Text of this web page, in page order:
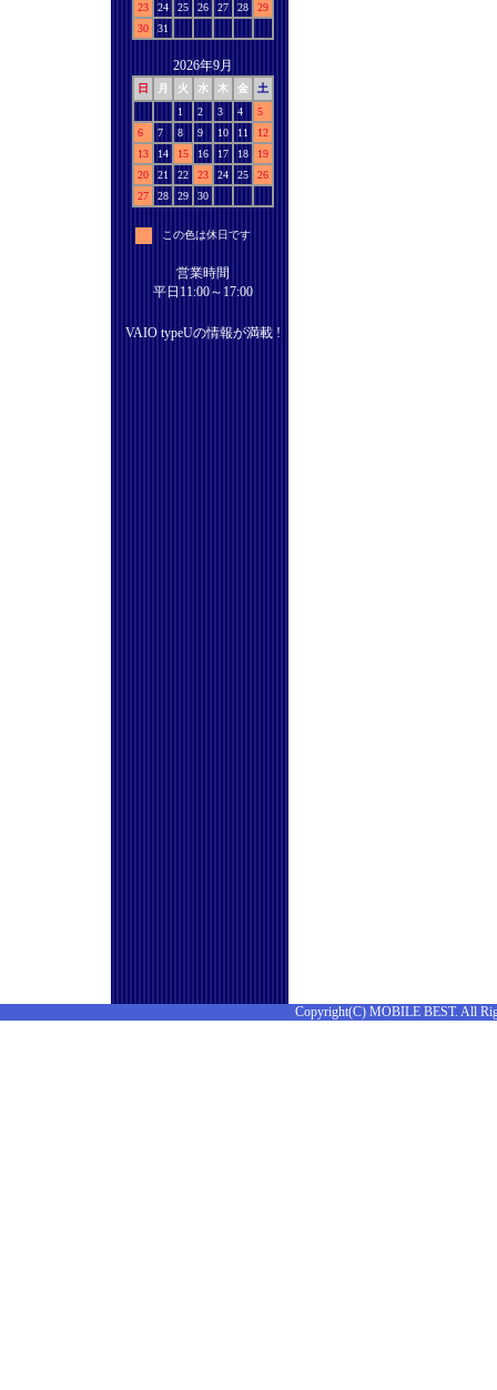
23
24 25 26 27 28
29
30
31
2026年9月
日 月 火 水 木 金
土
1
2 3 4
5
6
7 8 9 10 11
12
13
14 15 16 17 18
19
20
21 22 23 24 25
26
27
28 29 30
この色は休日です
営業時間
平日11:00～17:00
VAIO typeUの情報が満載 !
Copyright(C) MOBILE BEST. All